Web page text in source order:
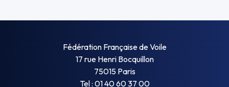
Fédération Française de Voile
17 rue Henri Bocquillon
75015 Paris
Tel : 01 40 60 37 00